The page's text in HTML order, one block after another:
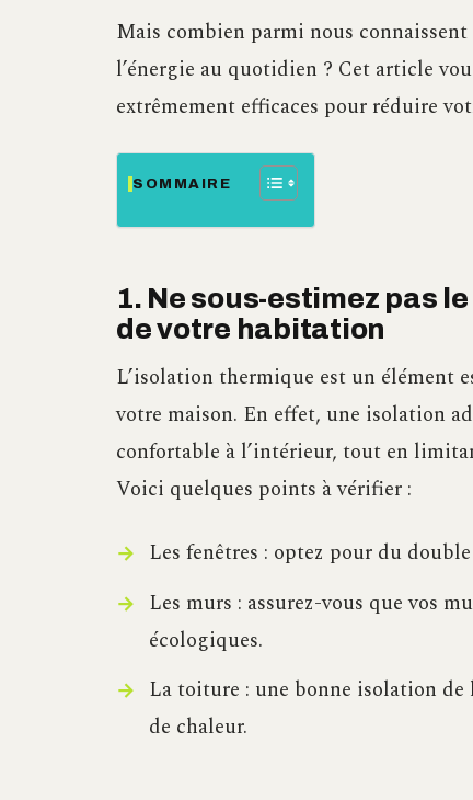
Mais combien parmi nous
l’énergie au quotidien ? Cet article
extrêmement efficaces pour réduire
SOMMAIRE
1. Ne sous-estimez pas
de votre habitation
L’isolation thermique est un élément
votre maison. En effet, une isolation
confortable à l’intérieur, tout en
Voici quelques points à vérifier :
Les fenêtres : optez pour du
Les murs : assurez-vous que vos
écologiques.
La toiture : une bonne isolation
de chaleur.